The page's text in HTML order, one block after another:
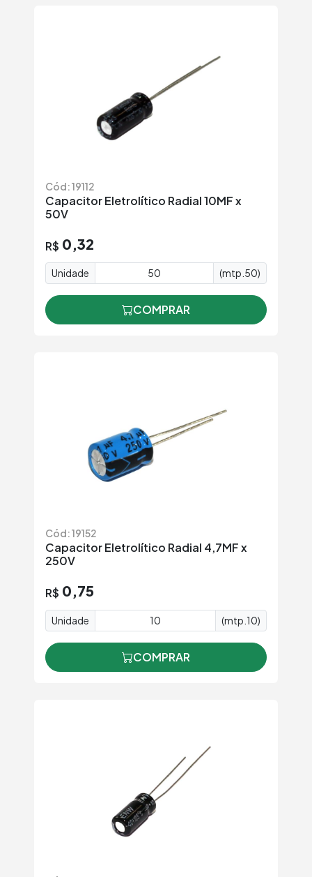
Cód: 19112
Capacitor Eletrolítico Radial 10MF x
50V
R$ 0,32
Unidade (mtp.50)
COMPRAR
Cód: 19152
Capacitor Eletrolítico Radial 4,7MF x
250V
R$ 0,75
Unidade (mtp.10)
COMPRAR